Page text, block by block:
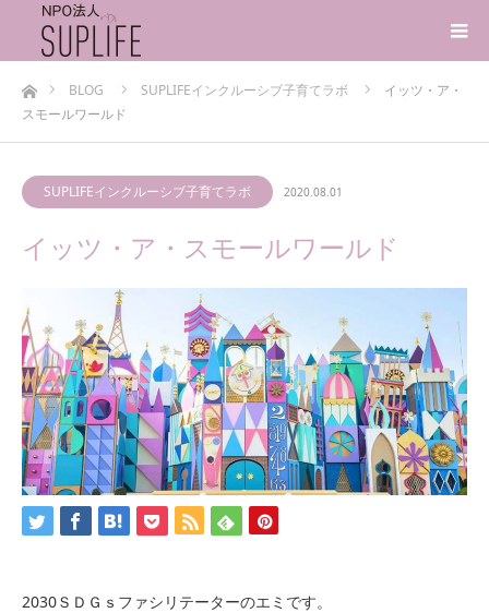
ホームBLOG SUPLIFEインクルーシブ子育てラボ
イッツ・ア・
スモールワールド
SUPLIFEインクルーシブ子育てラボ 2020.08.01
イッツ・ア・スモールワールド
2030ＳＤＧｓファシリテーターのエミです。